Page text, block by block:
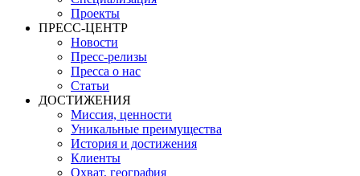
Проекты
ПРЕСС-ЦЕНТР
Новости
Пресс-релизы
Пресса о нас
Статьи
ДОСТИЖЕНИЯ
Миссия, ценности
Уникальные преимущества
История и достижения
Клиенты
Охват, география